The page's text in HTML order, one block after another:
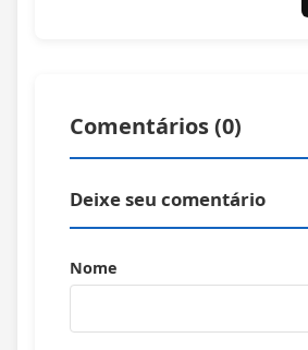
Comentários (0)
Deixe seu comentário
Nome